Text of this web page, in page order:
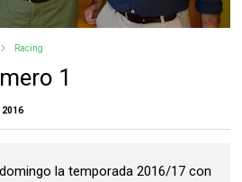
Racing
1
2016
la temporada 2016/17 con